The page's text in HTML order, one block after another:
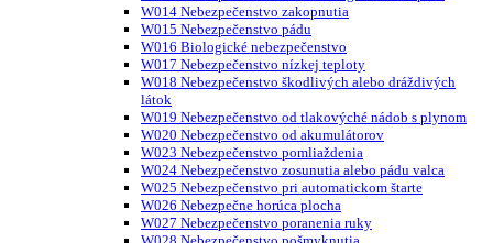
W014 Nebezpečenstvo zakopnutia
W015 Nebezpečenstvo pádu
W016 Biologické nebezpečenstvo
W017 Nebezpečenstvo nízkej teploty
W018 Nebezpečenstvo škodlivých alebo dráždivých
látok
W019 Nebezpečenstvo od tlakovýché nádob s plynom
W020 Nebezpečenstvo od akumulátorov
W023 Nebezpečenstvo pomliaždenia
W024 Nebezpečenstvo zosunutia alebo pádu valca
W025 Nebezpečenstvo pri automatickom štarte
W026 Nebezpečne horúca plocha
W027 Nebezpečenstvo poranenia ruky